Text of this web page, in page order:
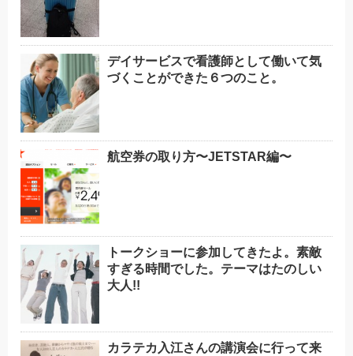
デイサービスで看護師として働いて気
づくことができた６つのこと。
航空券の取り方〜JETSTAR編〜
トークショーに参加してきたよ。素敵
すぎる時間でした。テーマはたのしい
大人!!
カラテカ入江さんの講演会に行って来